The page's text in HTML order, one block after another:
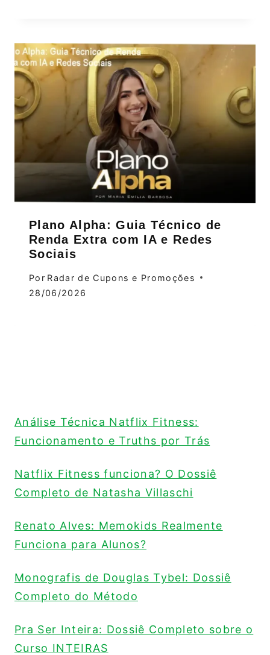
Plano Alpha: Guia Técnico de
Renda Extra com IA e Redes
Sociais
Por Radar de Cupons e Promoções
28/06/2026
Análise Técnica Natflix Fitness:
Funcionamento e Truths por Trás
Natflix Fitness funciona? O Dossiê
Completo de Natasha Villaschi
Renato Alves: Memokids Realmente
Funciona para Alunos?
Monografis de Douglas Tybel: Dossiê
Completo do Método
Pra Ser Inteira: Dossiê Completo sobre o
Curso INTEIRAS